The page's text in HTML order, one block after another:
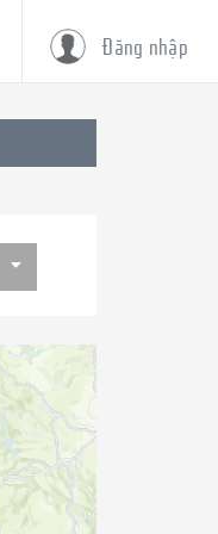
Đăng nhập